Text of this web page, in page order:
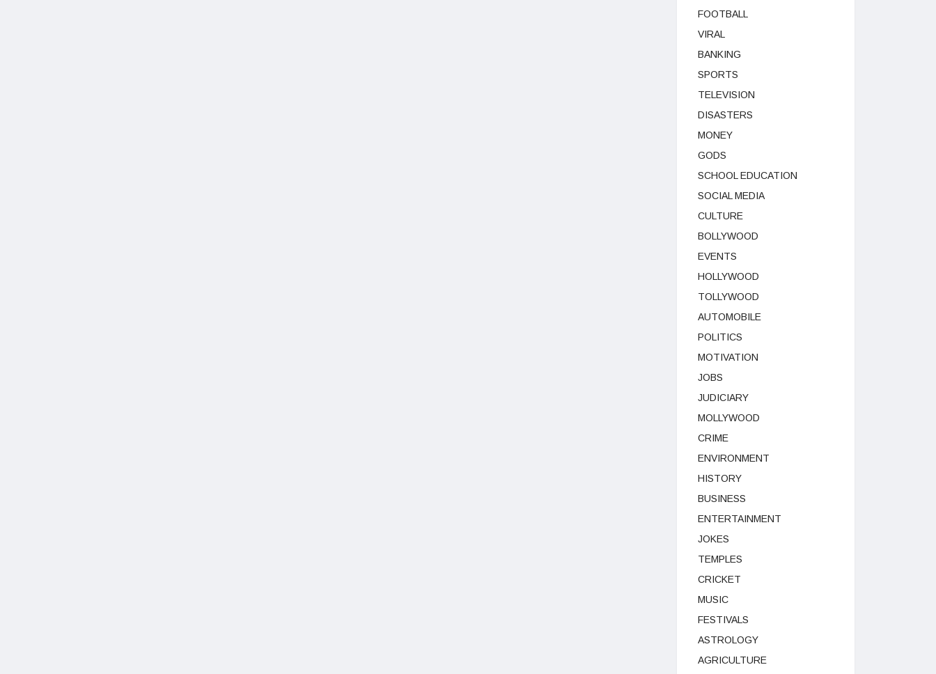
FOOTBALL
VIRAL
BANKING
SPORTS
TELEVISION
DISASTERS
MONEY
GODS
SCHOOL EDUCATION
SOCIAL MEDIA
CULTURE
BOLLYWOOD
EVENTS
HOLLYWOOD
TOLLYWOOD
AUTOMOBILE
POLITICS
MOTIVATION
JOBS
JUDICIARY
MOLLYWOOD
CRIME
ENVIRONMENT
HISTORY
BUSINESS
ENTERTAINMENT
JOKES
TEMPLES
CRICKET
MUSIC
FESTIVALS
ASTROLOGY
AGRICULTURE